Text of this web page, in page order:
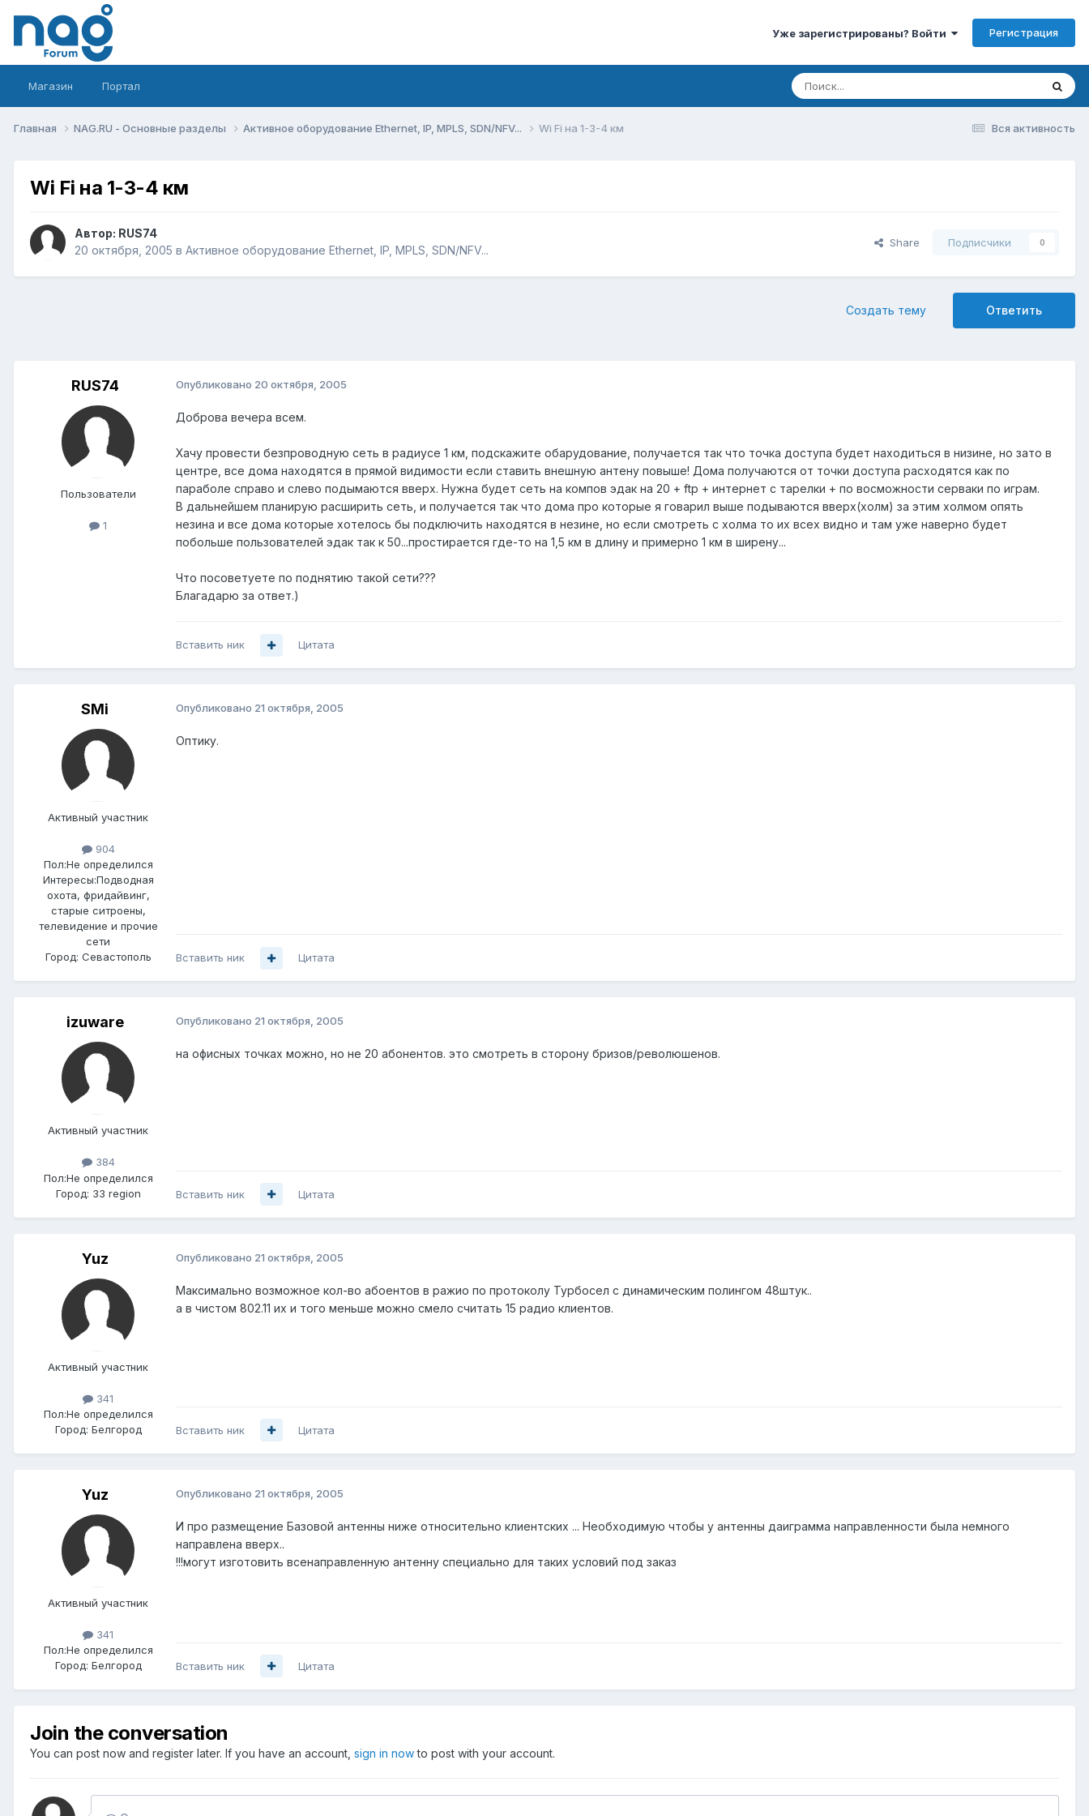
Уже зарегистрированы? Войти Регистрация
Магазин Портал
Вся активность
Главная NAG.RU - Основные разделы Активное оборудование Ethernet, IP, MPLS, SDN/NFV... Wi Fi на 1-3-4 км
Wi Fi на 1-3-4 км
Автор: RUS74
20 октября, 2005 в Активное оборудование Ethernet, IP, MPLS, SDN/NFV...
Share Подписчики 0
Ответить
Создать тему
RUS74
Пользователи
1
Опубликовано 20 октября, 2005
Доброва вечера всем.
Хачу провести безпроводную сеть в радиусе 1 км, подскажите обарудование, получается так что точка доступа будет находиться в низине, но зато в
центре, все дома находятся в прямой видимости если ставить внешную антену повыше! Дома получаются от точки доступа расходятся как по
параболе справо и слево подымаются вверх. Нужна будет сеть на компов эдак на 20 + ftp + интернет с тарелки + по восможности серваки по играм.
В дальнейшем планирую расширить сеть, и получается так что дома про которые я говарил выше подываются вверх(холм) за этим холмом опять
незина и все дома которые хотелось бы подключить находятся в незине, но если смотреть с холма то их всех видно и там уже наверно будет
побольше пользователей эдак так к 50...простирается где-то на 1,5 км в длину и примерно 1 км в ширену...
Что посоветуете по поднятию такой сети???
Благадарю за ответ.)
Вставить ник Цитата
SMi
Активный участник
904
Пол:Не определился
Интересы:Подводная
охота, фридайвинг,
старые ситроены,
телевидение и прочие
сети
Город: Севастополь
Опубликовано 21 октября, 2005
Оптику.
Вставить ник Цитата
izuware
Активный участник
384
Пол:Не определился
Город: 33 region
Опубликовано 21 октября, 2005
на офисных точках можно, но не 20 абонентов. это смотреть в сторону бризов/революшенов.
Вставить ник Цитата
Yuz
Активный участник
341
Пол:Не определился
Город: Белгород
Опубликовано 21 октября, 2005
Максимально возможное кол-во абоентов в ражио по протоколу Турбосел с динамическим полингом 48штук..
а в чистом 802.11 их и того меньше можно смело считать 15 радио клиентов.
Вставить ник Цитата
Yuz
Активный участник
341
Пол:Не определился
Город: Белгород
Опубликовано 21 октября, 2005
И про размещение Базовой антенны ниже относительно клиентских ... Необходимую чтобы у антенны даиграмма направленности была немного
направлена вверх..
!!!могут изготовить всенаправленную антенну специально для таких условий под заказ
Вставить ник Цитата
Join the conversation
You can post now and register later. If you have an account, sign in nowto post with your account.